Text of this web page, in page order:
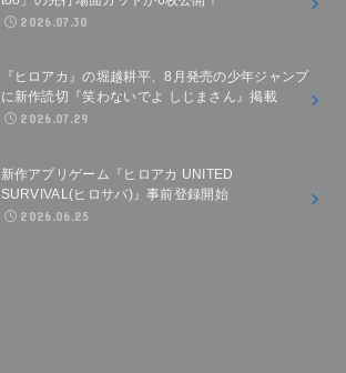
2026.07.30
『ヒロアカ』の堀越耕平、8月発売の少年ジャンプ
に新作読切『笑わないでよ しじまさん』掲載
2026.07.29
新作アプリゲーム『ヒロアカ UNITED
SURVIVAL(ヒロサバ)』事前登録開始
2026.06.25